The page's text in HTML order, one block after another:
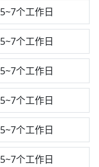
5~7个工作日
5~7个工作日
5~7个工作日
5~7个工作日
5~7个工作日
5~7个工作日